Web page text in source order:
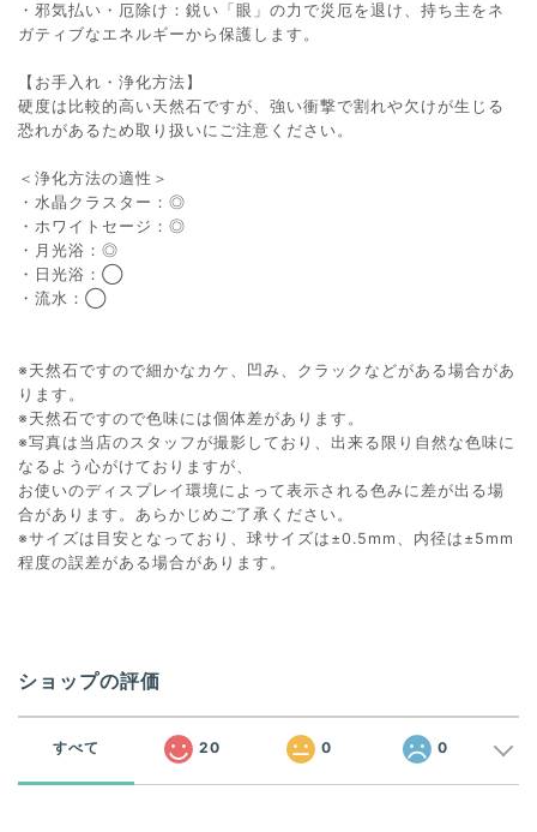
・邪気払い・厄除け：鋭い「眼」の力で災厄を退け、持ち主をネ
ガティブなエネルギーから保護します。
【お手入れ・浄化方法】
硬度は比較的高い天然石ですが、強い衝撃で割れや欠けが生じる
恐れがあるため取り扱いにご注意ください。
＜浄化方法の適性＞
・水晶クラスター：◎
・ホワイトセージ：◎
・月光浴：◎
・日光浴：◯
・流水：◯
※天然石ですので細かなカケ、凹み、クラックなどがある場合があ
ります。
※天然石ですので色味には個体差があります。
※写真は当店のスタッフが撮影しており、出来る限り自然な色味に
なるよう心がけておりますが、
お使いのディスプレイ環境によって表示される色みに差が出る場
合があります。あらかじめご了承ください。
※サイズは目安となっており、球サイズは±0.5mm、内径は±5mm
程度の誤差がある場合があります。
ショップの評価
すべて 20 0 0